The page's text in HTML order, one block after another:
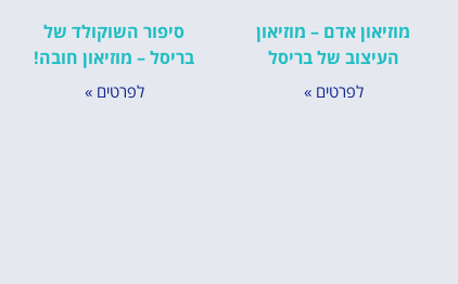
מוזיאון אדם – מוזיאון
העיצוב של בריסל
לפרטים »
סיפור השוקולד של
בריסל – מוזיאון חובה!
לפרטים »